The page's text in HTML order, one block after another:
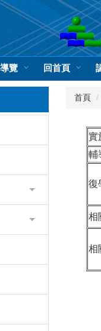
覽 回首頁
首頁
實
輔
復
相
相